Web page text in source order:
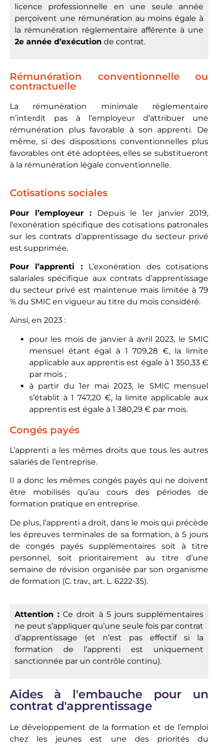
licence professionnelle en une seule année
perçoivent une rémunération au moins égale à
la rémunération réglementaire afférente à une
2e année d’exécution de contrat.
Rémunération conventionnelle ou
contractuelle
La rémunération minimale réglementaire
n’interdit pas à l’employeur d’attribuer une
rémunération plus favorable à son apprenti. De
même, si des dispositions conventionnelles plus
favorables ont été adoptées, elles se substitueront
à la rémunération légale conventionnelle.
Cotisations sociales
Pour l’employeur : Depuis le 1er janvier 2019,
l’exonération spécifique des cotisations patronales
sur les contrats d’apprentissage du secteur privé
est supprimée.
Pour l’apprenti : L’exonération des cotisations
salariales spécifique aux contrats d’apprentissage
du secteur privé est maintenue mais limitée à 79
% du SMIC en vigueur au titre du mois considéré.
Ainsi, en 2023 :
pour les mois de janvier à avril 2023, le SMIC
mensuel étant égal à 1 709,28 €, la limite
applicable aux apprentis est égale à 1 350,33 €
par mois ;
à partir du 1er mai 2023, le SMIC mensuel
s’établit à 1 747,20 €, la limite applicable aux
apprentis est égale à 1 380,29 € par mois.
Congés payés
L’apprenti a les mêmes droits que tous les autres
salariés de l’entreprise.
Il a donc les mêmes congés payés qui ne doivent
être mobilisés qu’au cours des périodes de
formation pratique en entreprise.
De plus, l’apprenti a droit, dans le mois qui précède
les épreuves terminales de sa formation, à 5 jours
de congés payés supplémentaires soit à titre
personnel, soit prioritairement au titre d’une
semaine de révision organisée par son organisme
de formation (C. trav., art. L. 6222-35).
Attention : Ce droit à 5 jours supplémentaires
ne peut s’appliquer qu’une seule fois par contrat
d’apprentissage (et n’est pas effectif si la
formation de l’apprenti est uniquement
sanctionnée par un contrôle continu).
Aides à l'embauche pour un
contrat d'apprentissage
Le développement de la formation et de l’emploi
chez les jeunes est une des priorités du